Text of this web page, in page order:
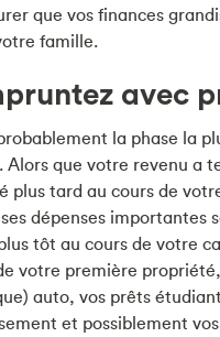
que vos finances
famille.
avec
la phase la
Alors que votre revenu a
plus tard au cours de
dépenses importantes
tôt au cours de votre
votre première
auto, vos prêts
et possiblement